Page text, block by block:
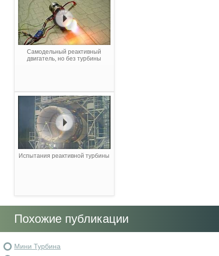
Самодельный реактивный
двигатель, но без турбины
Испытания реактивной турбины
Похожие публикации
Мини Турбина